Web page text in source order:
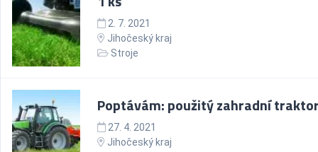
2. 7. 2021
Jihočeský kraj
Stroje
Poptávám: použitý zahradní
27. 4. 2021
Jihočeský kraj